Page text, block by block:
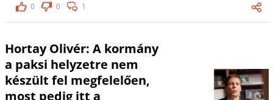
0
0 1
Hortay Olivér: A kormány
a paksi helyzetre nem
készült fel megfelelően,
most pedig itt a